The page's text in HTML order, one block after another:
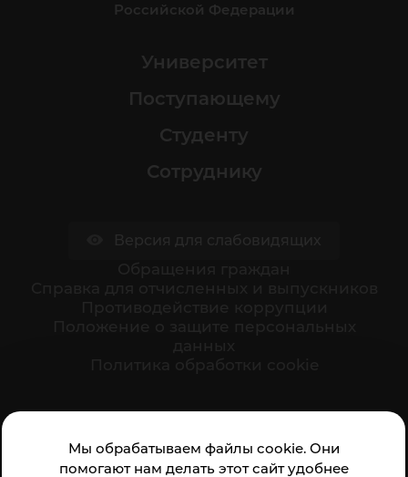
Мы обрабатываем файлы cookie. Они
помогают нам делать этот сайт удобнее
Российской Федерации
Университет
Поступающему
Студенту
Сотруднику
организации: